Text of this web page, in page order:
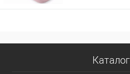
Каталог